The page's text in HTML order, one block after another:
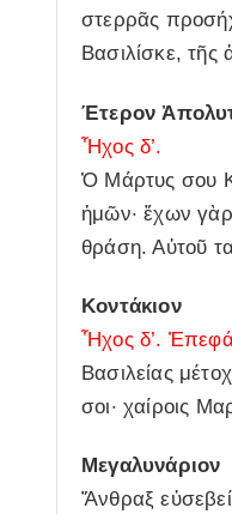
στερρᾶς
Βασιλίσκε,
Έτερον
Ἦχος δ’.
Ὁ Μάρτυς σου
ἡμῶν· ἔχων
θράση. Αὐτοῦ
Κοντάκιον
Ἦχος δ’.
Βασιλείας
σοι· χαίροις
Μεγαλυνάριον
Ἄνθραξ